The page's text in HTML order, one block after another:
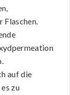
Flaschen.
auf die
zu